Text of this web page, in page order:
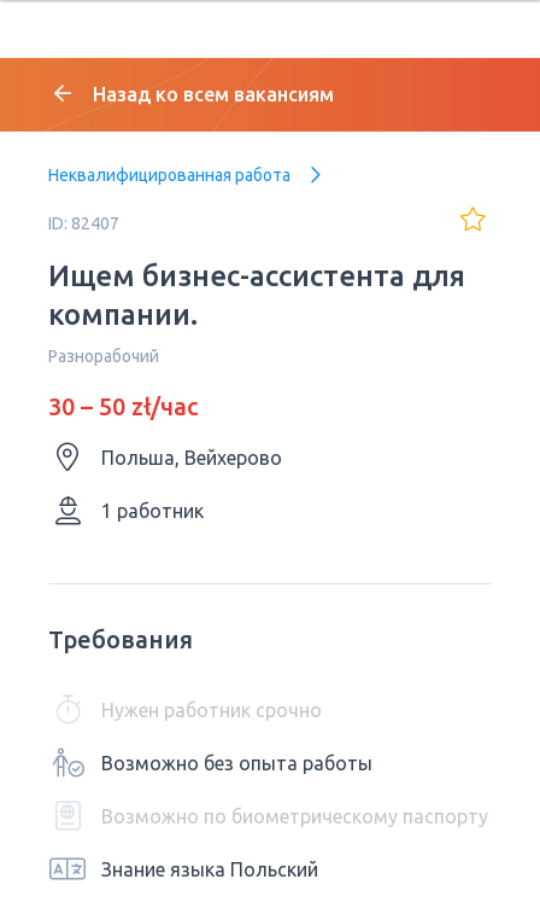
Назад ко всем вакансиям
Неквалифицированная работа
ID: 82407
Ищем бизнес-ассистента для
компании.
Разнорабочий
30 – 50 zł/час
Польша, Вейхерово
1 работник
Требования
Нужен работник срочно
Возможно без опыта работы
Возможно по биометрическому паспорту
Знание языка Польский